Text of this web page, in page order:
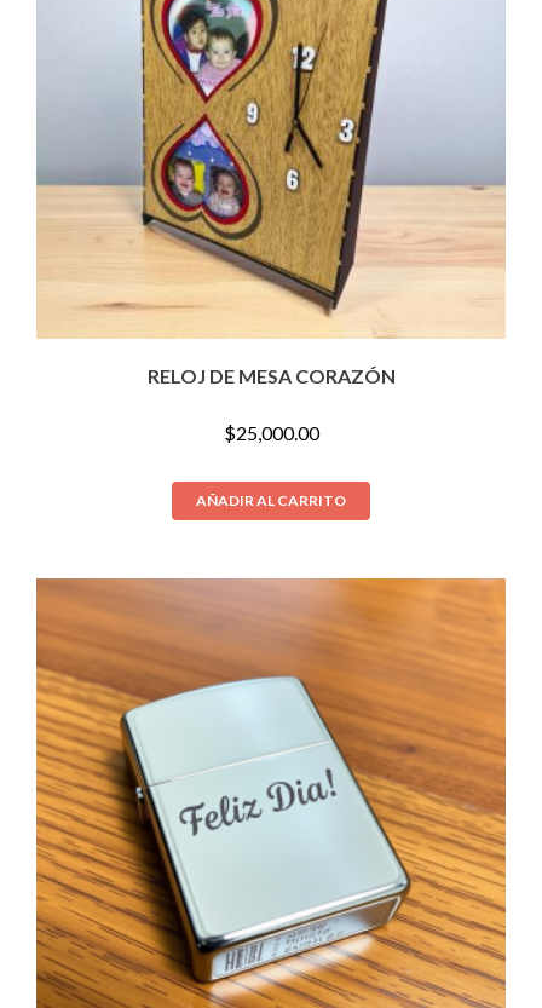
RELOJ DE MESA CORAZÓN
$25,000.00
AÑADIR AL CARRITO